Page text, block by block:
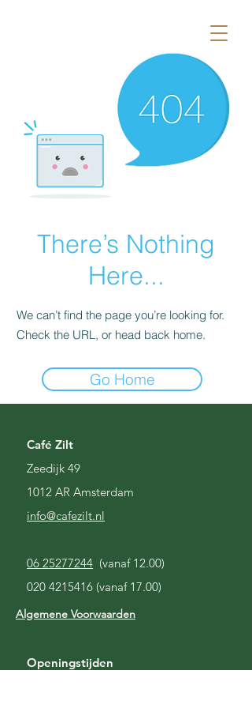
There’s Nothing
Here...
We can’t find the page you’re looking for.
Check the URL, or head back home.
Go Home
Café Zilt
Zeedijk 49
1012 AR Amsterdam
info@cafezilt.nl
06 25277244 (vanaf 12.00)
020 4215416 (vanaf 17.00)
Algemene Voorwaarden
Openingstijden